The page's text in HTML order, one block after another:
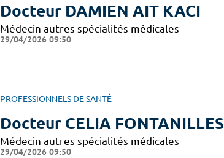
Docteur DAMIEN AIT KACI
Médecin autres spécialités médicales
29/04/2026 09:50
PROFESSIONNELS DE SANTÉ
Docteur CELIA FONTANILLES
Médecin autres spécialités médicales
29/04/2026 09:50